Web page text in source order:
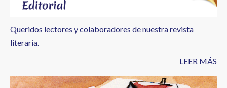
Queridos lectores y colaboradores de nuestra revista
literaria.
LEER MÁS